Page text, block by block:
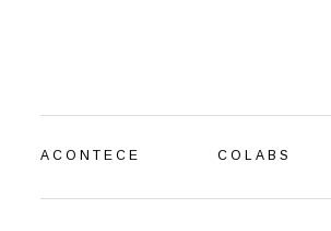
ACONTECE COLABS